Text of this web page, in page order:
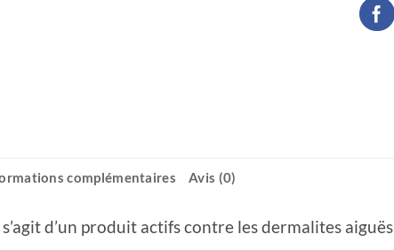
complémentaires Avis (0)
d’un produit actifs contre les dermalites